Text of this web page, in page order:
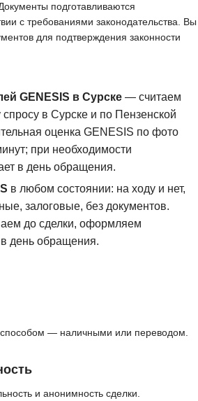
подготавливаются
с требованиями законодательства. Вы
для подтверждения законности
GENESIS в Сурске— считаем
в Сурске и по Пензенской
оценка GENESIS по фото
при необходимости
в день обращения.
в любом состоянии: на ходу и нет,
залоговые, без документов.
до сделки, оформляем
день обращения.
— наличными или переводом.
и анонимность сделки.